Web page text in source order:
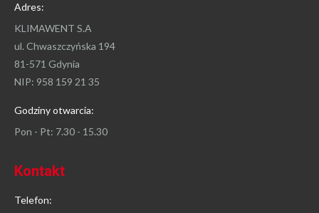
Adres:
KLIMAWENT S.A
ul. Chwaszczyńska 194
81-571 Gdynia
NIP: 958 159 21 35
Godziny otwarcia:
Pon - Pt: 7.30 - 15.30
Kontakt
Telefon: